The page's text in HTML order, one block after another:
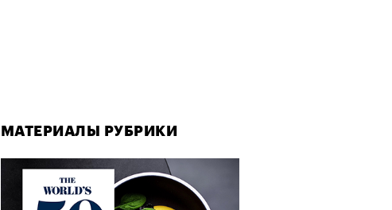
МАТЕРИАЛЫ РУБРИКИ